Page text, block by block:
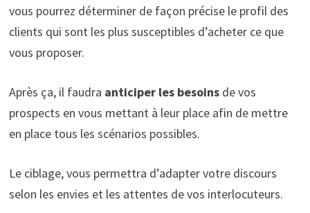
vous pourrez déterminer de façon précise le profil des
clients qui sont les plus susceptibles d’acheter ce que
vous proposer.
Après ça, il faudra anticiper les besoinsde vos
prospects en vous mettant à leur place afin de mettre
en place tous les scénarios possibles.
Le ciblage, vous permettra d’adapter votre discours
selon les envies et les attentes de vos interlocuteurs.